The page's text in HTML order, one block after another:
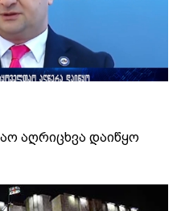
აღრიცხვა დაიწყო